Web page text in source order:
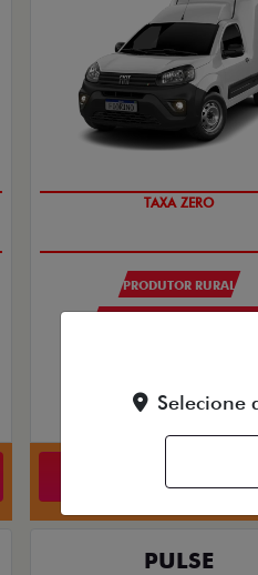
TAXA ZERO
PRODUTOR RURAL
R$
PULSE
Selecione